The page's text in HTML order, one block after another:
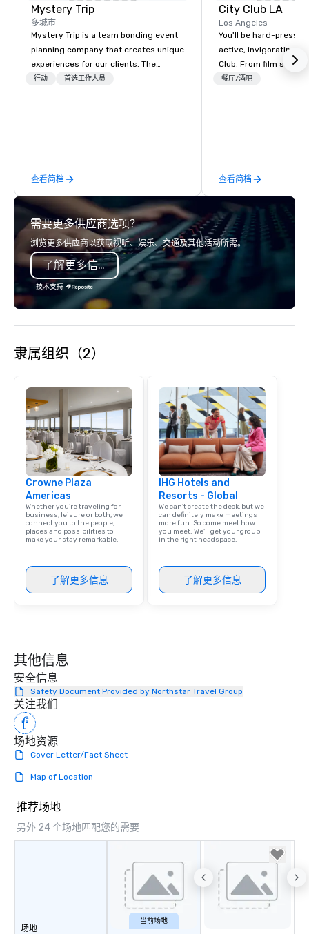
Mystery Trip
多城市
Mystery Trip is a team bonding event
planning company that creates unique
experiences for our clients. The
"mystery" is that none of your guests
with this philosophy in mind in order
to create a space for organic
connection as guests have a shared
visceral experience. Over the last 15
years, we have worked all over the US
with hundreds of international blue-
chip companies, including SpaceX,
Chevron, Google, Red Bull, YouTube,
Facebook, Netflix, Cisco, Tiffany & Co,
Shopify, and many more.
行动 首选工作人员
查看简档
City Club LA
Los Angeles
You'll be hard-
active, invigorating
Club. From film
dinners to high-
餐厅/酒吧
查看简档
需要更多供应商选项？
浏览更多供应商以获取视听、娱乐、交通及其他活动所需。
了解更多信息
技术支持
隶属组织（2）
Crowne Plaza
Americas
Whether you’re traveling for
business, leisure or both, we
connect you to the people,
places and possibilities to
make your stay remarkable.
了解更多信息
IHG Hotels and
Resorts - Global
We can't create the deck, but we
can definitely make meetings
more fun. So come meet how
you meet. We'll get your group
in the right headspace.
了解更多信息
其他信息
安全信息
Safety Document Provided by Northstar Travel Group
关注我们
场地资源
Cover Letter/Fact Sheet
Map of Location
推荐场地
另外 24 个场地匹配您的需要
场地
当前场地